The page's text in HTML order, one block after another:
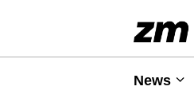
News